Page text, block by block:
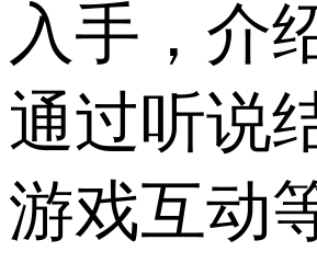
入手，介
通过听说
游戏互动